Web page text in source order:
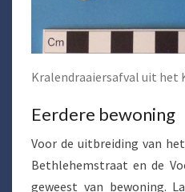
Kralendraaiersafval uit
Eerdere bewoning
Voor de uitbreiding van
Bethlehemstraat en de
geweest van bewoning.